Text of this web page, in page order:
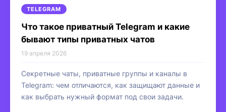
TELEGRAM
Что такое приватный Telegram и какие
бывают типы приватных чатов
19 апреля 2026
Секретные чаты, приватные группы и каналы в
Telegram: чем отличаются, как защищают данные и
как выбрать нужный формат под свои задачи.